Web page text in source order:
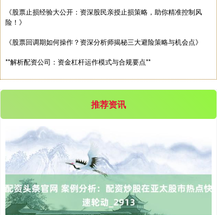
《股票止损经验大公开：资深股民亲授止损策略，助你精准控制风
险！》
《股票回调期如何操作？资深分析师揭秘三大避险策略与机会点》
**解析配资公司：资金杠杆运作模式与合规要点**
推荐资讯